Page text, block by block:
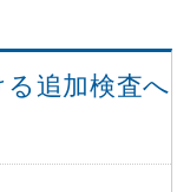
追加検査へ